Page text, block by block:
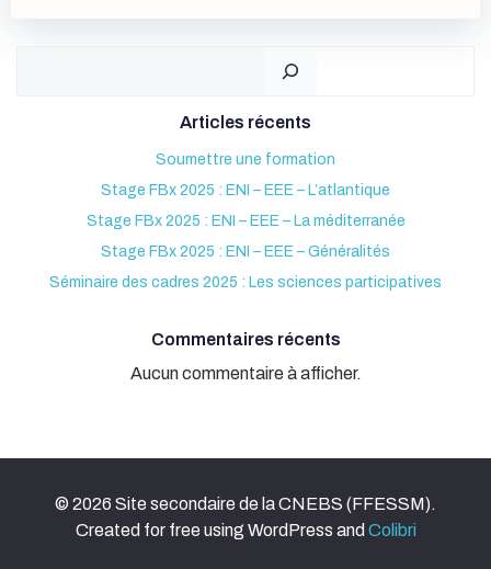
Articles récents
Soumettre une formation
Stage FBx 2025 : ENI – EEE – L’atlantique
Stage FBx 2025 : ENI – EEE – La méditerranée
Stage FBx 2025 : ENI – EEE – Généralités
Séminaire des cadres 2025 : Les sciences participatives
Commentaires récents
Aucun commentaire à afficher.
© 2026 Site secondaire de la CNEBS (FFESSM).
Created for free using WordPress and Colibri